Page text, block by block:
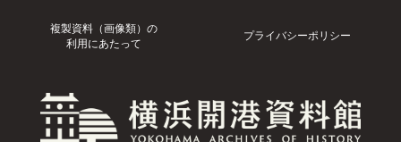
複製資料（画像類）の
利用にあたって
プライバシーポリシー